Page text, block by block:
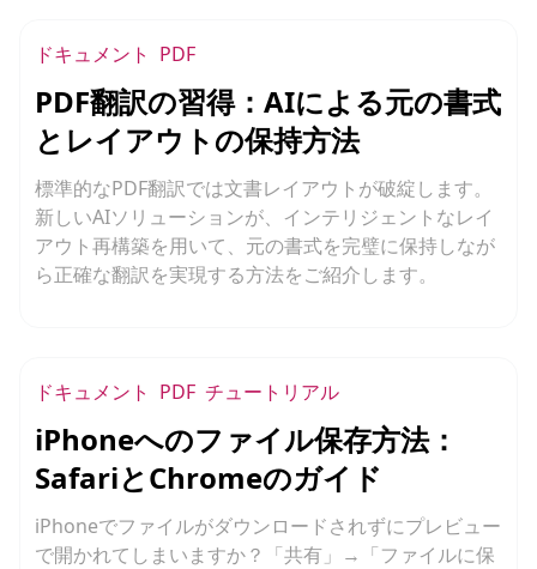
ドキュメント PDF
PDF翻訳の習得：AIによる元の書式
とレイアウトの保持方法
標準的なPDF翻訳では文書レイアウトが破綻します。
新しいAIソリューションが、インテリジェントなレイ
アウト再構築を用いて、元の書式を完璧に保持しなが
ら正確な翻訳を実現する方法をご紹介します。
ドキュメント PDF チュートリアル
iPhoneへのファイル保存方法：
SafariとChromeのガイド
iPhoneでファイルがダウンロードされずにプレビュー
で開かれてしまいますか？「共有」→「ファイルに保